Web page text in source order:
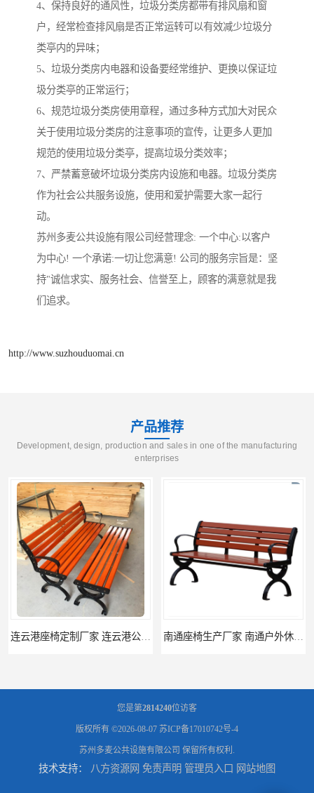
4、保持良好的通风性，垃圾分类房都带有排风扇和窗
户，经常检查排风扇是否正常运转可以有效减少垃圾分
类亭内的异味；
5、垃圾分类房内电器和设备要经常维护、更换以保证垃
圾分类亭的正常运行；
6、规范垃圾分类房使用章程，通过多种方式加大对民众
关于使用垃圾分类房的注意事项的宣传，让更多人更加
规范的使用垃圾分类亭，提高垃圾分类效率；
7、严禁蓄意破坏垃圾分类房内设施和电器。垃圾分类房
作为社会公共服务设施，使用和爱护需要大家一起行
动。
苏州多麦公共设施有限公司经营理念: 一个中心:以客户
为中心! 一个承诺:一切让您满意! 公司的服务宗旨是：坚
持"诚信求实、服务社会、信誉至上，顾客的满意就是我
们追求。
http://www.suzhouduomai.cn
产品推荐
Development, design, production and sales in one of the manufacturing
enterprises
连云港座椅定制厂家 连云港公园座椅制品厂 连云港景区休闲座椅定做价格 南通座椅生产厂家 南通户外休闲椅制品厂 南通公园座椅定制价格
您是第2814240位访客
版权所有 ©2026-08-07 苏ICP备17010742号-4
苏州多麦公共设施有限公司 保留所有权利.
技术支持： 八方资源网 免责声明 管理员入口 网站地图